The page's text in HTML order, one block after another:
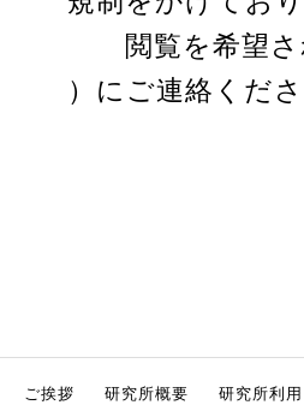
閲覧を希望さ
）にご連絡くだ
ご挨拶 研究所概要 研究所利